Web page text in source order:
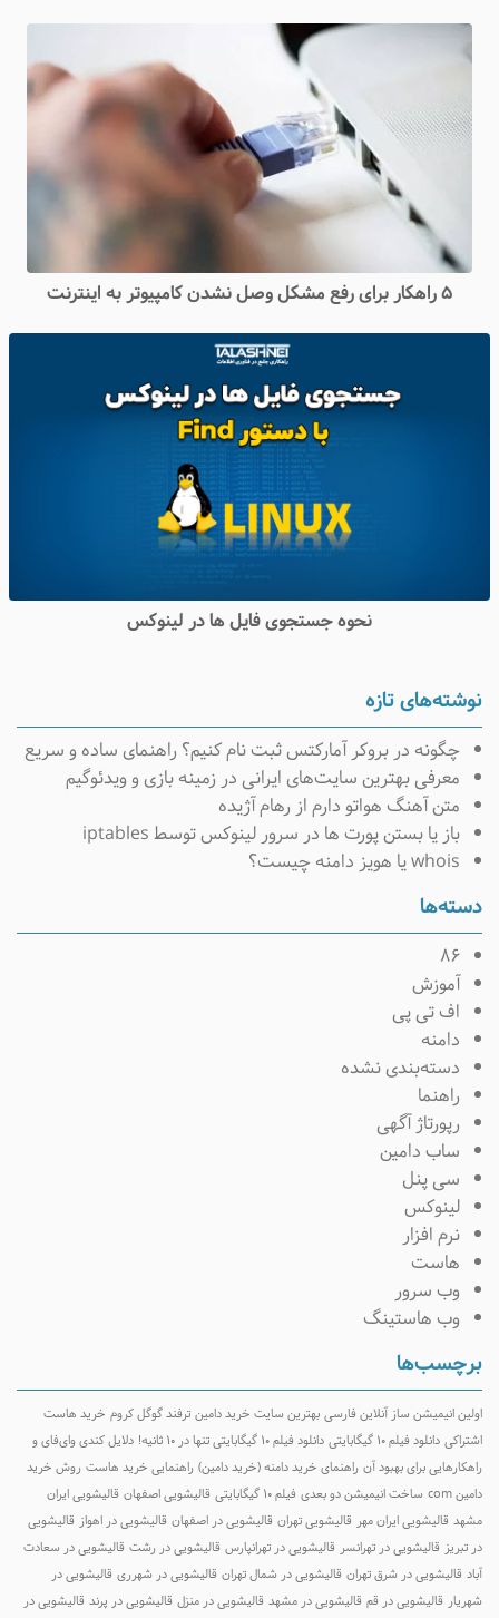
نحوه جستجوی فایل ها در لینوکس
نوشته‌های تازه
چگونه در بروکر آمارکتس ثبت نام کنیم؟ راهنمای ساده و سریع
معرفی بهترین سایت‌های ایرانی در زمینه بازی و ویدئوگیم
متن آهنگ هواتو دارم از رهام آژیده
باز یا بستن پورت ها در سرور لینوکس توسط iptables
whois یا هویز دامنه چیست؟
دسته‌ها
۸۶
آموزش
اف تی پی
دامنه
دسته‌بندی نشده
راهنما
رپورتاژ آگهی
ساب دامین
سی پنل
لینوکس
نرم افزار
هاست
وب سرور
وب هاستینگ
برچسب‌ها
اولین انیمیشن ساز آنلاین فارسی بهترین سایت خرید دامین ترفند گوگل کروم خرید هاست
اشتراکی دانلود فیلم ۱۰ گیگابایتی دانلود فیلم ۱۰ گیگابایتی تنها در ۱۰ ثانیه!
دلایل کندی وای‌فای و
راهکارهایی برای بهبود آن راهنمای خرید دامنه (خرید دامین) راهنمایی خرید هاست روش خرید
دامین com
ساخت انیمیشن دو بعدی فیلم ۱۰ گیگابایتی قالیشویی اصفهان قالیشویی ایران
مشهد قالیشویی ایران مهر قالیشویی تهران قالیشویی در اصفهان قالیشویی در اهواز قالیشویی
در تبریز قالیشویی در تهرانسر قالیشویی در تهرانپارس قالیشویی در رشت قالیشویی در سعادت
قالیشویی در شرق تهران قالیشویی در شمال تهران قالیشویی در شهرری قالیشویی در
شهریار قالیشویی در قم قالیشویی در مشهد قالیشویی در منزل قالیشویی در پرند قالیشویی در